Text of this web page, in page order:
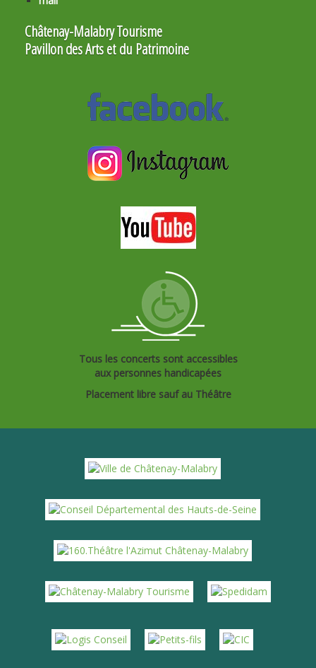
Châtenay-Malabry Tourisme
Pavillon des Arts et du Patrimoine
Tous les concerts sont accessibles
aux personnes handicapées
Placement libre sauf au Théâtre